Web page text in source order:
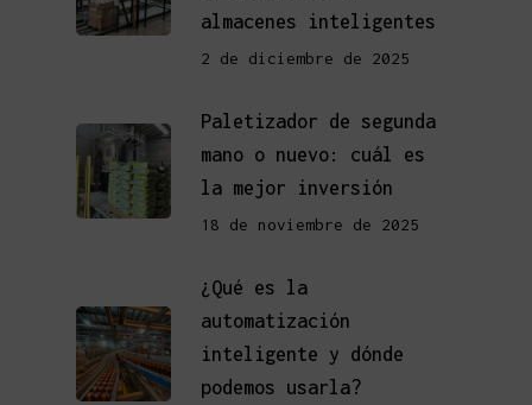
almacenes inteligentes
2 de diciembre de 2025
Paletizador de segunda
mano o nuevo: cuál es
la mejor inversión
18 de noviembre de 2025
¿Qué es la
automatización
inteligente y dónde
podemos usarla?